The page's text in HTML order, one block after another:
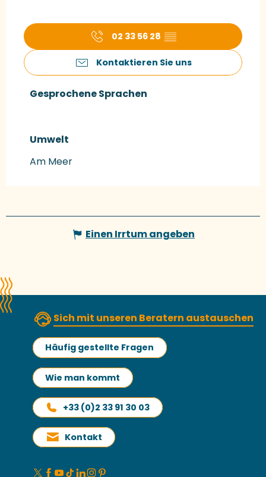
02 33 56 28 ▒▒
Kontaktieren Sie uns
Gesprochene Sprachen
Gesprochene Sprachen
Umwelt
Umwelt
Am Meer
Einen Irrtum angeben
Sich mit unseren Beratern austauschen
Häufig gestellte Fragen
Wie man kommt
+33 (0)2 33 91 30 03
Kontakt